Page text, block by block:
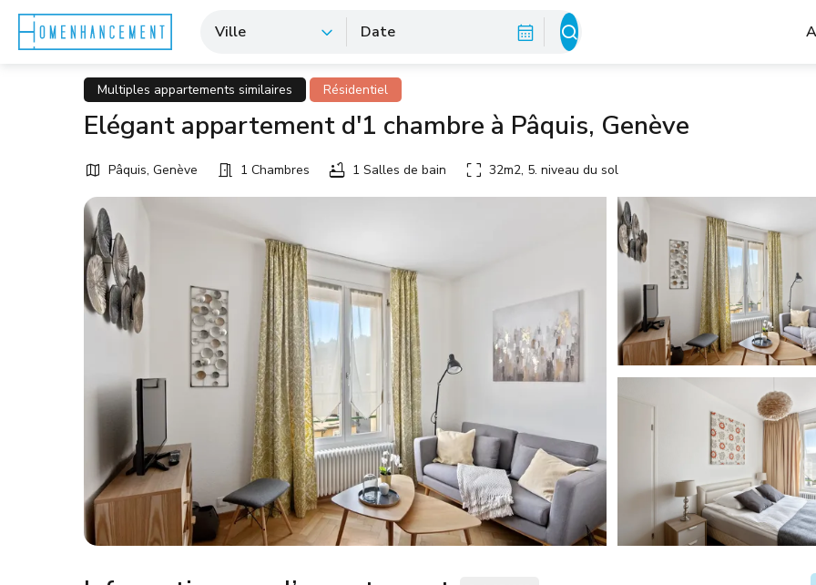
Ville Date
Multiples appartements similaires Résidentiel
Elégant appartement d'1 chambre à Pâquis, Genève
Pâquis, Genève 1 Chambres 1 Salles de bain 32m2, 5. niveau du sol